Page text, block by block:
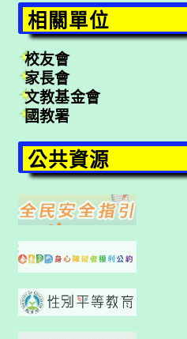
相關單位
校友會
家長會
文教基金會
國教署
公共資源